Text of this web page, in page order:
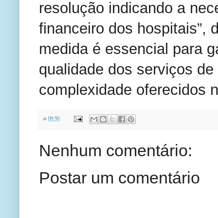
resolução indicando a
financeiro dos hospitais”,
medida é essencial para
qualidade dos serviços
complexidade oferecidos
at 09:50
Nenhum comentário:
Postar um comentário